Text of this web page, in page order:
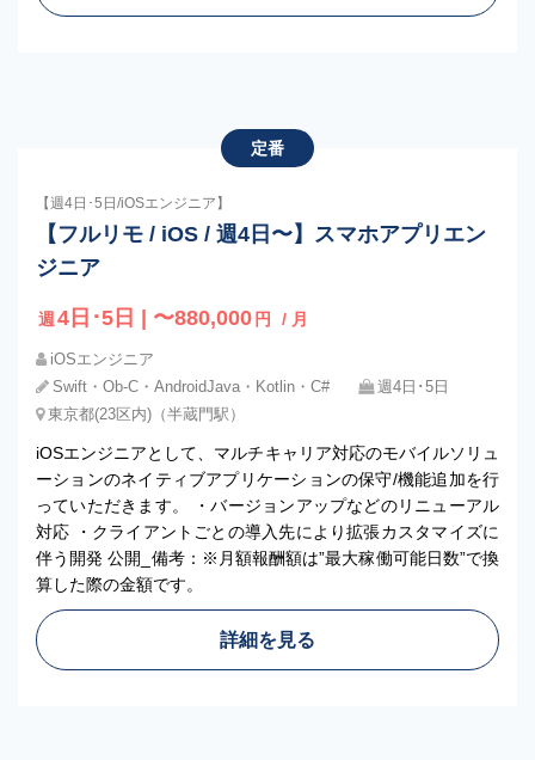
定番
【週4日･5日/iOSエンジニア】
【フルリモ / iOS / 週4日〜】スマホアプリエン
ジニア
週 4日･5日 | 〜880,000 円 / 月
iOSエンジニア
Swift・Ob-C・AndroidJava・Kotlin・C#
週4日･5日
東京都(23区内)（半蔵門駅）
iOSエンジニアとして、マルチキャリア対応のモバイルソリュ
ーションのネイティブアプリケーションの保守/機能追加を行
っていただきます。 ・バージョンアップなどのリニューアル
対応 ・クライアントごとの導入先により拡張カスタマイズに
伴う開発 公開_備考：※月額報酬額は”最大稼働可能日数”で換
算した際の金額です。
詳細を見る